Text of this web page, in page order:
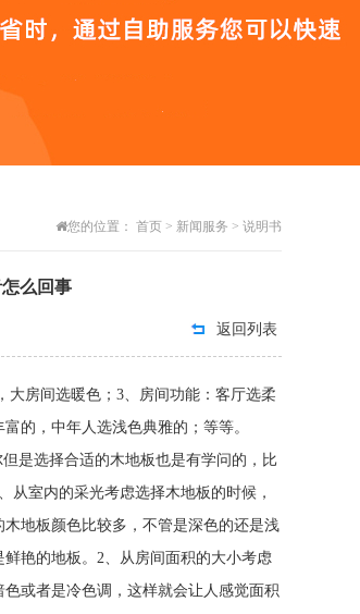
您的位置： 首页 > 新闻服务 > 说明书
么回事
返回列表
房间选暖色；3、房间功能：客厅选柔
富的，中年人选浅色典雅的；等等。
选择合适的木地板也是有学问的，比
室内的采光考虑选择木地板的时候，
地板颜色比较多，不管是深色的还是浅
艳的地板。2、从房间面积的大小考虑
或者是冷色调，这样就会让人感觉面积